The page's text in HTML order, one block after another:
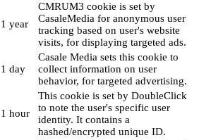
1 year
CMRUM3 cookie is set by
CasaleMedia for anonymous user
tracking based on user's website
visits, for displaying targeted ads.
1 day
Casale Media sets this cookie to
collect information on user
behavior, for targeted advertising.
1 hour
This cookie is set by DoubleClick
to note the user's specific user
identity. It contains a
hashed/encrypted unique ID.